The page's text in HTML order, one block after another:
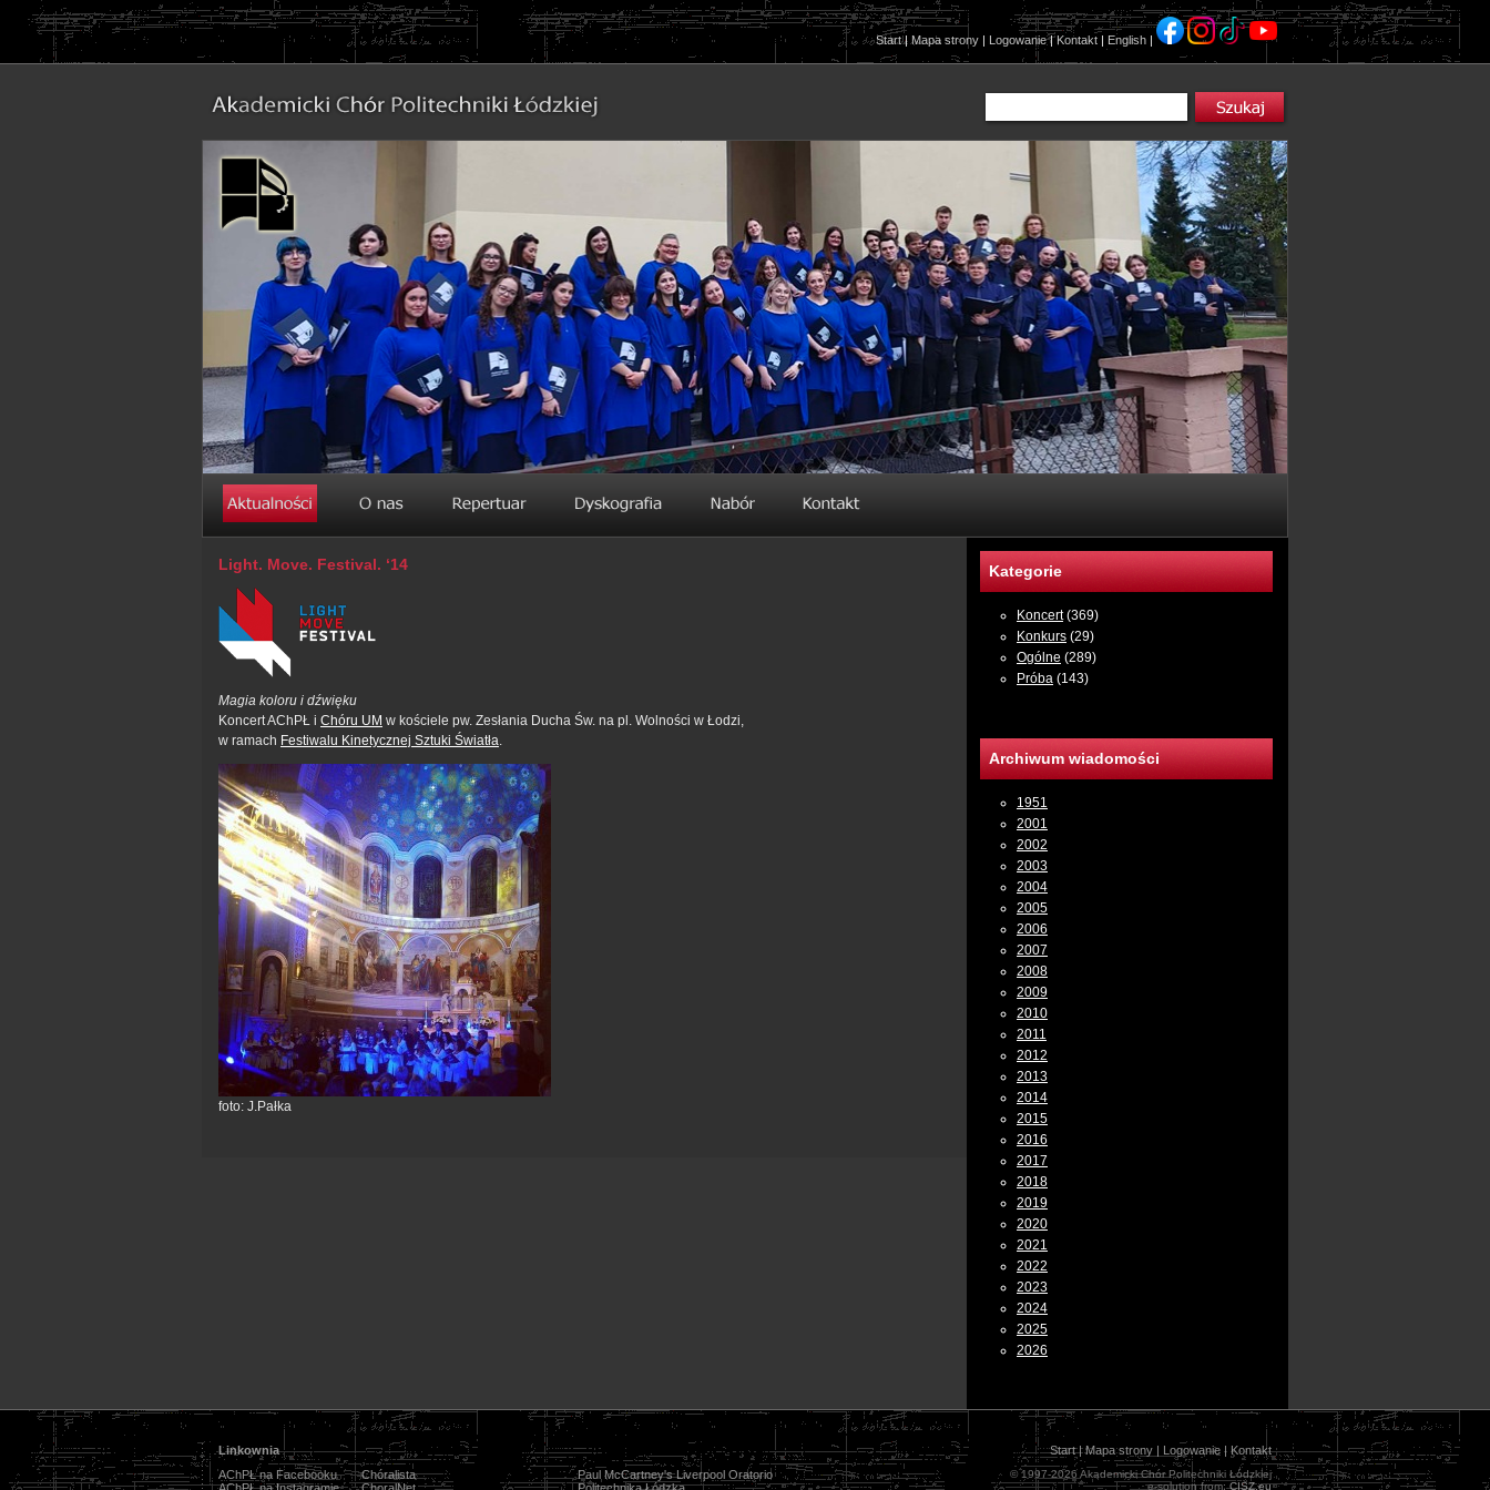
Start| Mapa strony | Logowanie|Kontakt | English |
Light. Move. Festival. ‘14
Magia koloru i dźwięku
Koncert AChPŁ i Chóru UM w kościele pw. Zesłania Ducha Św. na pl. Wolności w Łodzi,
w ramach Festiwalu Kinetycznej Sztuki Światła.
foto: J.Pałka
Kategorie
Koncert(369)
Konkurs (29)
Ogólne (289)
Próba (143)
Archiwum wiadomości
1951
2001
2002
2003
2004
2005
2006
2007
2008
2009
2010
2011
2012
2013
2014
2015
2016
2017
2018
2019
2020
2021
2022
2023
2024
2025
2026
Linkownia
AChPŁ na Facebooku
Chóralista
Paul McCartney's Liverpool Oratorio
Start|Mapa strony | Logowanie | Kontakt
© 1997-2026 Akademicki Chór Politechniki Łódzkiej
e-solution from:CISZ.eu